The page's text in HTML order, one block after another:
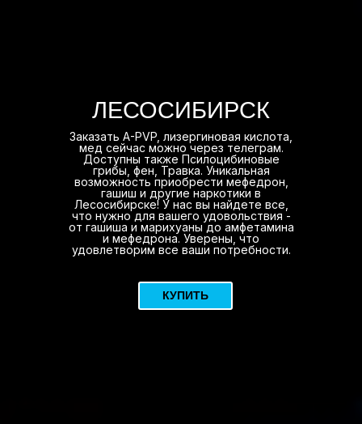
ЛЕСОСИБИРСК
Заказать A-PVP, лизергиновая кислота,
мед сейчас можно через телеграм.
Доступны также Псилоцибиновые
грибы, фен, Травка. Уникальная
возможность приобрести мефедрон,
гашиш и другие наркотики в
Лесосибирске! У нас вы найдете все,
что нужно для вашего удовольствия -
от гашиша и марихуаны до амфетамина
и мефедрона. Уверены, что
удовлетворим все ваши потребности.
КУПИТЬ